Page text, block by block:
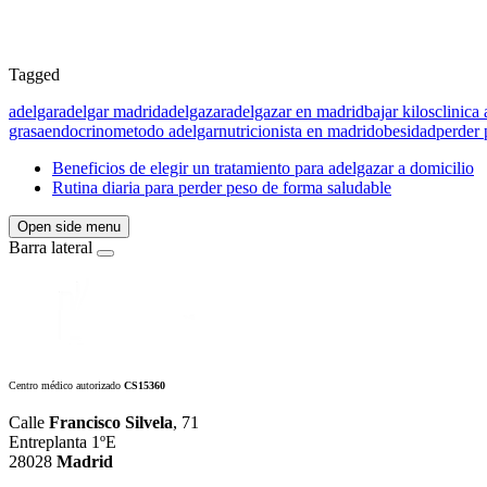
Tagged
adelgaradelgar madridadelgazaradelgazar en madridbajar kilosclinica
grasaendocrinometodo adelgarnutricionista en madridobesidadperder
Beneficios de elegir un tratamiento para adelgazar a domicilio
Rutina diaria para perder peso de forma saludable
Open side menu
Barra lateral
Centro médico autorizado CS15360
Calle Francisco Silvela, 71
Entreplanta 1ºE
28028 Madrid